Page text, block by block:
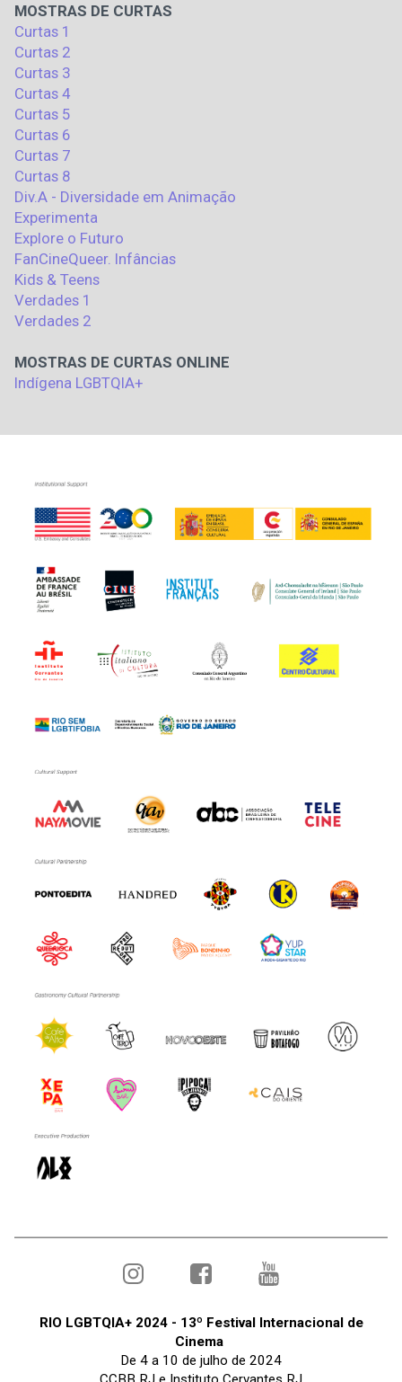
MOSTRAS DE CURTAS
Curtas 1
Curtas 2
Curtas 3
Curtas 4
Curtas 5
Curtas 6
Curtas 7
Curtas 8
Div.A - Diversidade em Animação
Experimenta
Explore o Futuro
FanCineQueer. Infâncias
Kids & Teens
Verdades 1
Verdades 2
MOSTRAS DE CURTAS ONLINE
Indígena LGBTQIA+
RIO LGBTQIA+ 2024 - 13º Festival Internacional de
Cinema
De 4 a 10 de julho de 2024